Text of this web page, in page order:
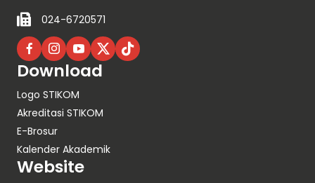
024-6720571
Download
Logo STIKOM
Akreditasi STIKOM
E-Brosur
Kalender Akademik
Website